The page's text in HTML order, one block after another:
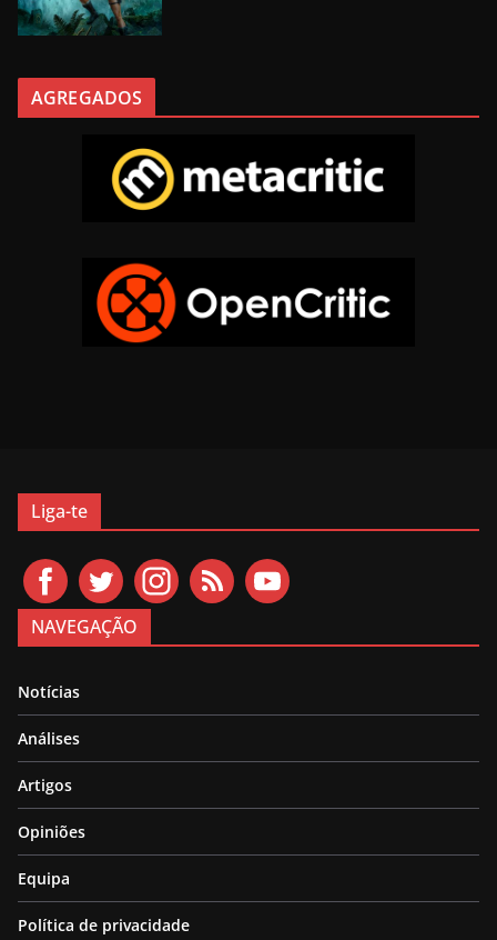
AGREGADOS
Liga-te
NAVEGAÇÃO
Notícias
Análises
Artigos
Opiniões
Equipa
Política de privacidade